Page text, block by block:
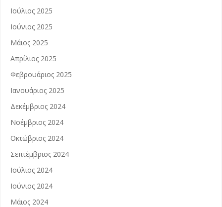
Ιούλιος 2025
Ιούνιος 2025
Μάιος 2025
Απρίλιος 2025
Φεβρουάριος 2025
Ιανουάριος 2025
Δεκέμβριος 2024
Νοέμβριος 2024
Οκτώβριος 2024
Σεπτέμβριος 2024
Ιούλιος 2024
Ιούνιος 2024
Μάιος 2024